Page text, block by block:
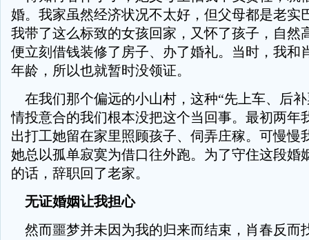
婚。我家虽然经济状况不太好，但父母都是老实
我带了这么标致的女孩回家，又怀了孩子，自然
便立刻借钱装修了房子、办了婚礼。当时，我和
年龄，所以也就暂时没领证。
在我们那个偏远的小山村，这种“先上车、后
情投意合的我们根本没把这个当回事。最初两年
出打工她留在家里照顾孩子、伺弄庄稼。可慢慢
她总以孤单寂寞为借口往外跑。为了守住这段婚
的话，辞职回了老家。
无证婚姻让我担心
然而噩梦并未因为我的归来而结束，肖春反而